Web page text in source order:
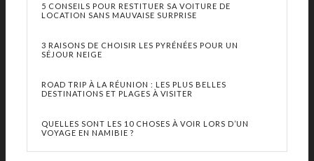
5 CONSEILS POUR RESTITUER SA VOITURE DE
LOCATION SANS MAUVAISE SURPRISE
3 RAISONS DE CHOISIR LES PYRÉNÉES POUR UN
SÉJOUR NEIGE
ROAD TRIP À LA RÉUNION : LES PLUS BELLES
DESTINATIONS ET PLAGES À VISITER
QUELLES SONT LES 10 CHOSES À VOIR LORS D’UN
VOYAGE EN NAMIBIE ?